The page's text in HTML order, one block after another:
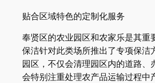
贴合区域特色的定制化服务​
奉贤区的农业园区和农家乐是其重
保洁针对此类场所推出了专项保洁
园区，不仅会清理园区内的道路、
会特别注重处理农产品运输过程中